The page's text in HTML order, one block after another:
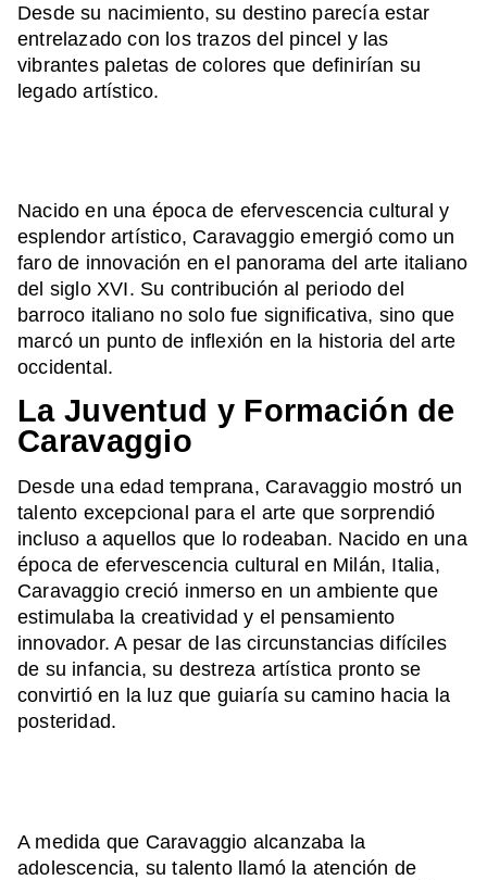
Desde su nacimiento, su destino parecía estar
entrelazado con los trazos del pincel y las
vibrantes paletas de colores que definirían su
legado artístico.
Nacido en una época de efervescencia cultural y
esplendor artístico, Caravaggio emergió como un
faro de innovación en el panorama del arte italiano
del siglo XVI. Su contribución al periodo del
barroco italiano no solo fue significativa, sino que
marcó un punto de inflexión en la historia del arte
occidental.
La Juventud y Formación de
Caravaggio
Desde una edad temprana, Caravaggio mostró un
talento excepcional para el arte que sorprendió
incluso a aquellos que lo rodeaban. Nacido en una
época de efervescencia cultural en Milán, Italia,
Caravaggio creció inmerso en un ambiente que
estimulaba la creatividad y el pensamiento
innovador. A pesar de las circunstancias difíciles
de su infancia, su destreza artística pronto se
convirtió en la luz que guiaría su camino hacia la
posteridad.
A medida que Caravaggio alcanzaba la
adolescencia, su talento llamó la atención de